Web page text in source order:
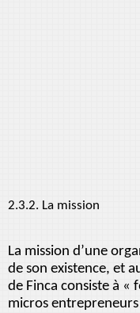
2.3.2. La mission
La mission d’une
de son existence, et
de Finca consiste à «
micros